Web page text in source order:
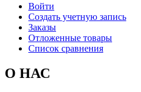
Войти
Создать учетную запись
Заказы
Отложенные товары
Список сравнения
О НАС